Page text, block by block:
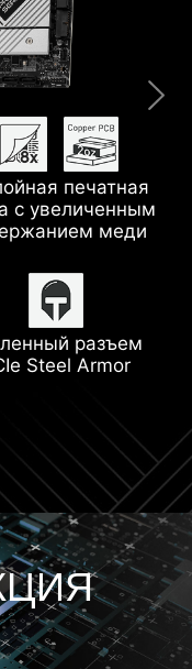
печатная
с увеличенным
меди
разъем
Steel Armor
USB 20G
памяти
DDR5
Shield Frozr